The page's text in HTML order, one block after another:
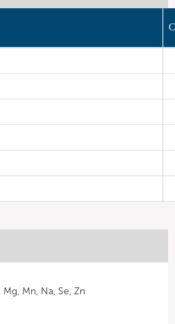
Mg, Mn, Na, Se, Zn